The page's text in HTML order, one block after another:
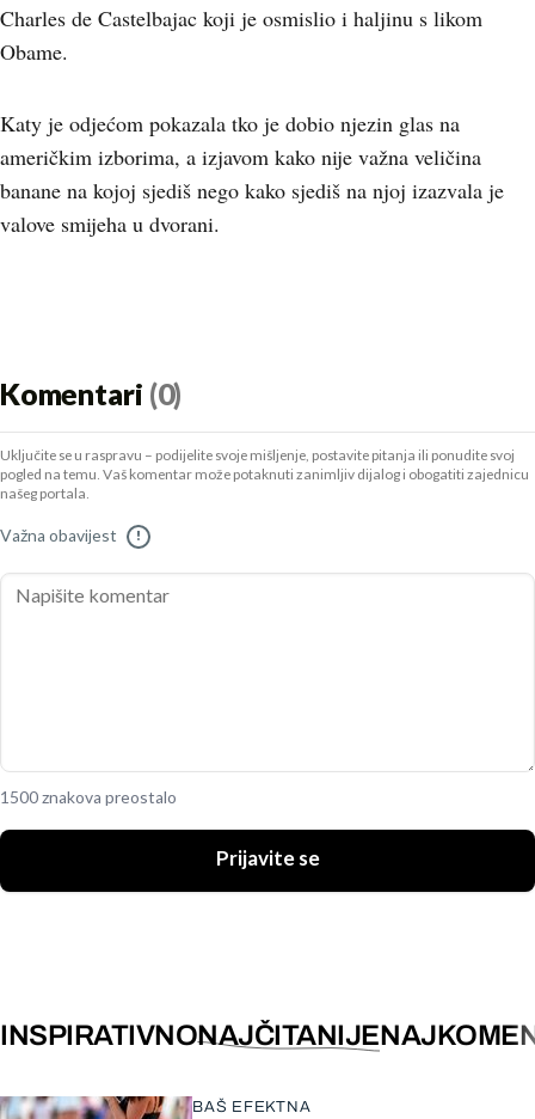
Charles de Castelbajac koji je osmislio i haljinu s likom
Obame.
Katy je odjećom pokazala tko je dobio njezin glas na
američkim izborima, a izjavom kako nije važna veličina
banane na kojoj sjediš nego kako sjediš na njoj izazvala je
valove smijeha u dvorani.
Komentari (0)
Uključite se u raspravu – podijelite svoje mišljenje, postavite pitanja ili ponudite svoj
pogled na temu. Vaš komentar može potaknuti zanimljiv dijalog i obogatiti zajednicu
našeg portala.
Važna obavijest !
1500 znakova preostalo
Prijavite se
INSPIRATIVNONAJČITANIJE
BAŠ EFEKTNA